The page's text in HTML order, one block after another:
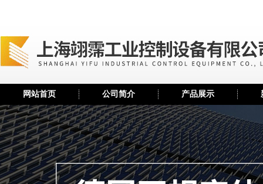
网站首页 公司简介 产品展示